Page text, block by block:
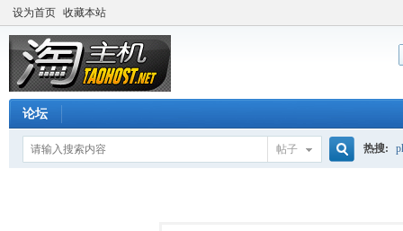
设为首页 收藏本站
论坛
帖子 热搜: